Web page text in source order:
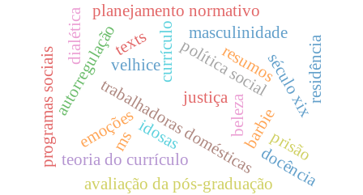
currículo
justiça
idosas
trabalhadoras domésticas
política social
belezabarbie
planejamento normativo
resumos
autorregulação século xix
programas sociais velhice
emoções
teoria do currículo docência
masculinidade
dialética
avaliação da pós-graduação
prisão
residência
texts
ms